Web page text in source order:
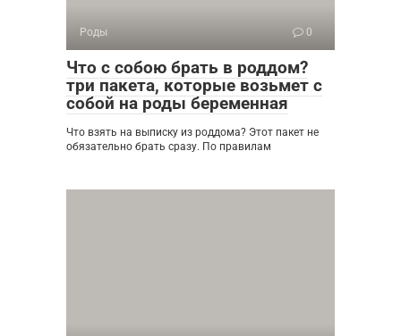
Роды 0
Что с собою брать в роддом?
три пакета, которые возьмет с
собой на роды беременная
Что взять на выписку из роддома? Этот пакет не
обязательно брать сразу. По правилам